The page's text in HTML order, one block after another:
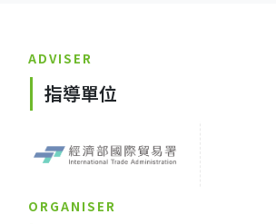
ADVISER
指導單位
ORGANISER